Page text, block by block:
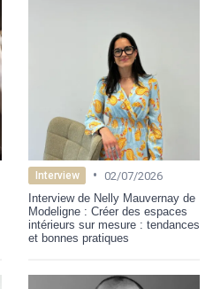
Interview • 02/07/2026
Interview de Nelly Mauvernay de
Modeligne : Créer des espaces
intérieurs sur mesure : tendances
et bonnes pratiques